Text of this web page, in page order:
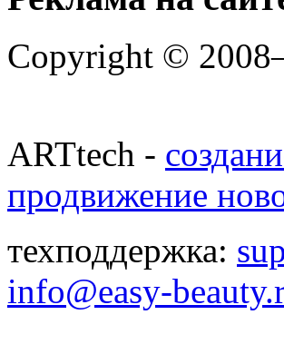
Copyright ©
ARTtech -
продвижение
техподдержка:
info@easy-